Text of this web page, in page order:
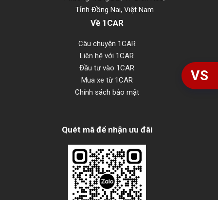
Tỉnh Đồng Nai, Việt Nam
Về 1CAR
Câu chuyện 1CAR
Liên hệ với 1CAR
Đầu tư vào 1CAR
Mua xe từ 1CAR
Chính sách bảo mật
Quét mã để nhận ưu đãi
VS